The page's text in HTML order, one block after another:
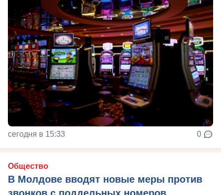
сегодня в 15:33 0
Общество
В Молдове вводят новые меры против